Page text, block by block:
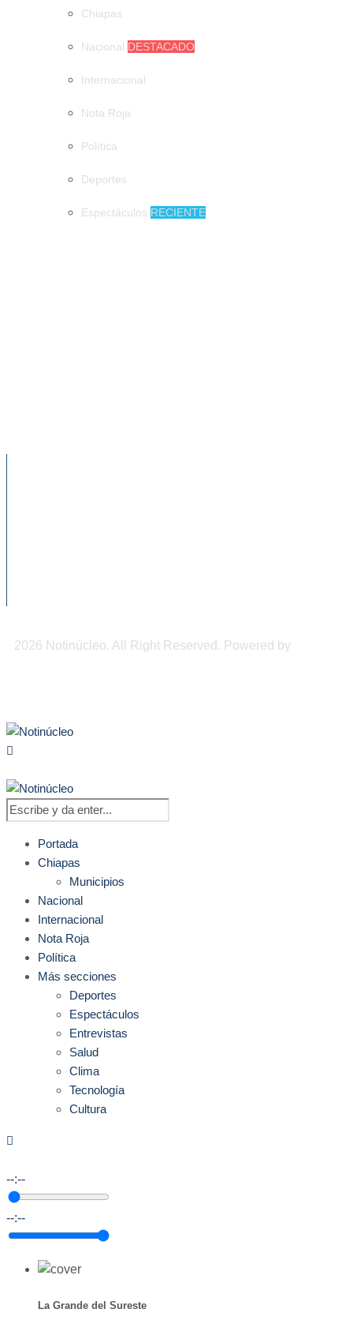
Chiapas
Nacional DESTACADO
Internacional
Nota Roja
Política
Deportes
Espectáculos RECIENTE
2026 Notinúcleo. All Right Reserved. Powered by
Portada
Chiapas
Municipios
Nacional
Internacional
Nota Roja
Política
Más secciones
Deportes
Espectáculos
Entrevistas
Salud
Clima
Tecnología
Cultura
--:--
--:--
La Grande del Sureste